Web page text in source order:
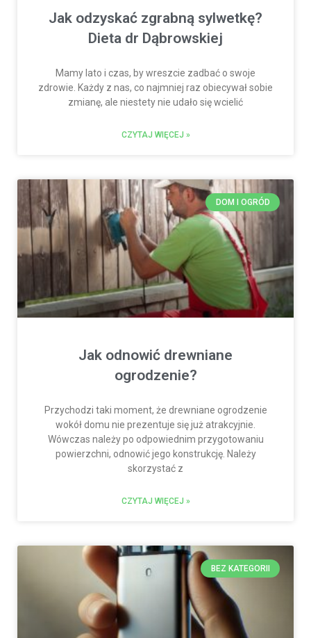
Jak odzyskać zgrabną sylwetkę?
Dieta dr Dąbrowskiej
Mamy lato i czas, by wreszcie zadbać o swoje
zdrowie. Każdy z nas, co najmniej raz obiecywał sobie
zmianę, ale niestety nie udało się wcielić
CZYTAJ WIĘCEJ »
DOM I OGRÓD
Jak odnowić drewniane
ogrodzenie?
Przychodzi taki moment, że drewniane ogrodzenie
wokół domu nie prezentuje się już atrakcyjnie.
Wówczas należy po odpowiednim przygotowaniu
powierzchni, odnowić jego konstrukcję. Należy
skorzystać z
CZYTAJ WIĘCEJ »
BEZ KATEGORII